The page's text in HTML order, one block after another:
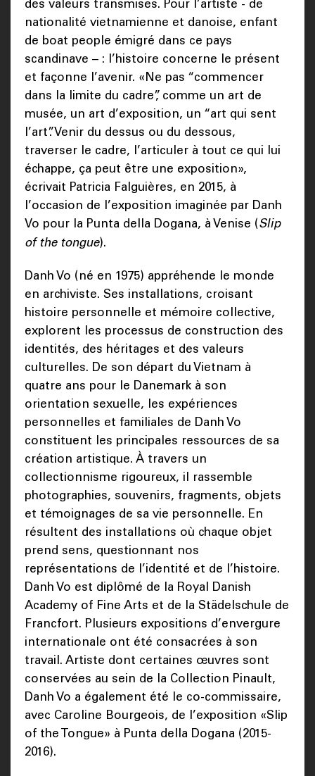
des valeurs transmises. Pour l’artiste - de
nationalité vietnamienne et danoise, enfant
de boat people émigré dans ce pays
scandinave – : l’histoire concerne le présent
et façonne l’avenir. «Ne pas “commencer
dans la limite du cadre”, comme un art de
musée, un art d’exposition, un “art qui sent
l’art”. Venir du dessus ou du dessous,
traverser le cadre, l’articuler à tout ce qui lui
échappe, ça peut être une exposition»,
écrivait Patricia Falguières, en 2015, à
l’occasion de l’exposition imaginée par Danh
Vo pour la Punta della Dogana, à Venise (Slip
of the tongue).
Danh Vo (né en 1975) appréhende le monde
en archiviste. Ses installations, croisant
histoire personnelle et mémoire collective,
explorent les processus de construction des
identités, des héritages et des valeurs
culturelles. De son départ du Vietnam à
quatre ans pour le Danemark à son
orientation sexuelle, les expériences
personnelles et familiales de Danh Vo
constituent les principales ressources de sa
création artistique. À travers un
collectionnisme rigoureux, il rassemble
photographies, souvenirs, fragments, objets
et témoignages de sa vie personnelle. En
résultent des installations où chaque objet
prend sens, questionnant nos
représentations de l’identité et de l’histoire.
Danh Vo est diplômé de la Royal Danish
Academy of Fine Arts et de la Städelschule de
Francfort. Plusieurs expositions d’envergure
internationale ont été consacrées à son
travail. Artiste dont certaines œuvres sont
conservées au sein de la Collection Pinault,
Danh Vo a également été le co-commissaire,
avec Caroline Bourgeois, de l’exposition «Slip
of the Tongue» à Punta della Dogana (2015-
2016).